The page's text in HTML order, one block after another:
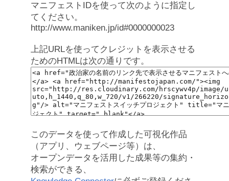
マニフェストIDを使って次のように指定し
てください。
http://www.maniken.jp/id#0000000023
上記URLを使ってクレジットを表示させる
ためのHTMLは次の通りです。
このデータを使って作成した可視化作品
（アプリ、ウェブページ等）は、
オープンデータを活用した成果等の集約・
検索ができる、